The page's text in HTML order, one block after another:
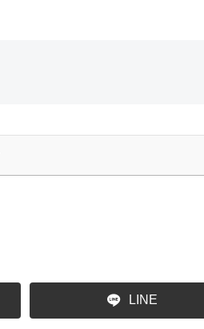
LINE